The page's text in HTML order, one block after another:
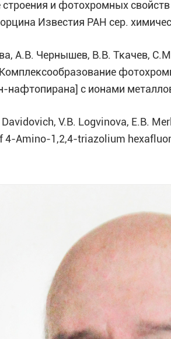
строения и фотохромных
Известия РАН сер.
А.В. Чернышев, В.В. Ткачев,
нафтопирана] с ионами
V.B. Logvinova, E.B.
4-Amino-1,2,4-triazolium